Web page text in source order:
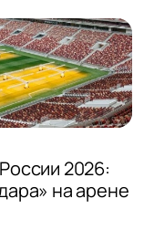
2026:
на арене